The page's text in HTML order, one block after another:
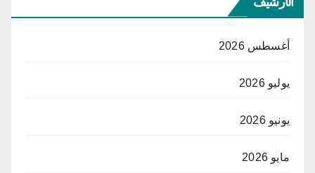
أغسطس 2026
يوليو 2026
يونيو 2026
مايو 2026